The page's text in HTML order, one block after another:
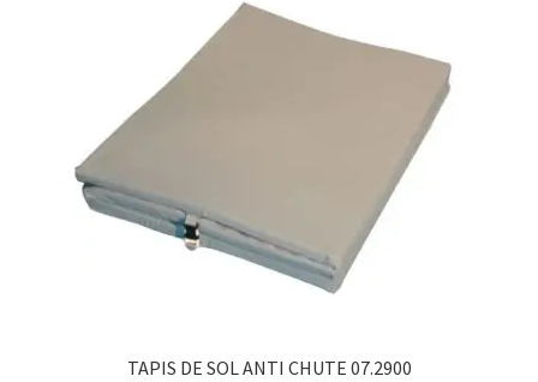
TAPIS DE SOL ANTI CHUTE 07.2900